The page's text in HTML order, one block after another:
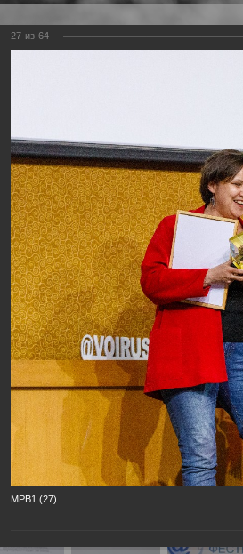
Команда Новости
27 из 64
МРВ1 (27)